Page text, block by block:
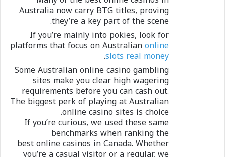
Australia now carry BTG titles, proving
they’re a key part of the scene.
If you’re mainly into pokies, look for
platforms that focus on Australianonline
slots real money
.
Some Australian online casino gambling
sites make you clear high wagering
requirements before you can cash out.
The biggest perk of playing at Australian
online casino sites is choice.
If you’re curious, we used these same
benchmarks when ranking the
best online casinos in Canada. Whether